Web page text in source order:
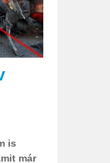
is
már